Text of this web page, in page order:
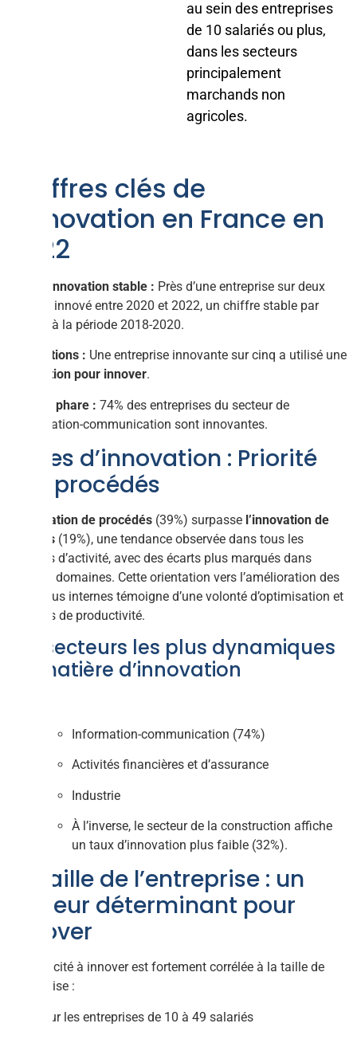
au sein des entreprises
de 10 salariés ou plus,
dans les secteurs
principalement
marchands non
agricoles.
Chiffres clés de
l’innovation en France en
2022
Taux d’innovation stable : Près d’une entreprise sur deux
(46%) a innové entre 2020 et 2022, un chiffre stable par
rapport à la période 2018-2020.
Subventions : Une entreprise innovante sur cinq a utilisé une
subvention pour innover.
Secteur phare : 74% des entreprises du secteur de
l’information-communication sont innovantes.
Types d’innovation : Priorité
aux procédés
L’innovation de procédés (39%) surpasse l’innovation de
produits (19%), une tendance observée dans tous les
secteurs d’activité, avec des écarts plus marqués dans
certains domaines. Cette orientation vers l’amélioration des
processus internes témoigne d’une volonté d’optimisation et
de gains de productivité.
Les secteurs les plus dynamiques
en matière d’innovation
Information-communication (74%)
Activités financières et d’assurance
Industrie
À l’inverse, le secteur de la construction affiche
un taux d’innovation plus faible (32%).
La taille de l’entreprise : un
facteur déterminant pour
innover
La capacité à innover est fortement corrélée à la taille de
l’entreprise :
43% pour les entreprises de 10 à 49 salariés